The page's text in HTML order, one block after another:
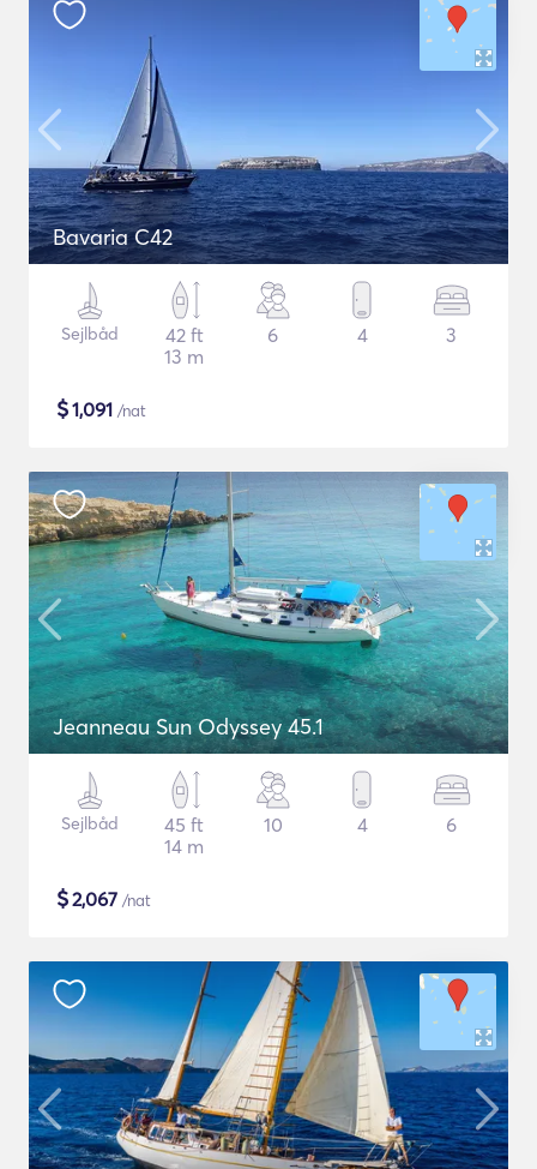
Bavaria C42
Sejlbåd
42 ft
13 m
6 4 3
$1,091 /nat
Jeanneau Sun Odyssey 45.1
Sejlbåd
45 ft
14 m
10 4 6
$2,067 /nat